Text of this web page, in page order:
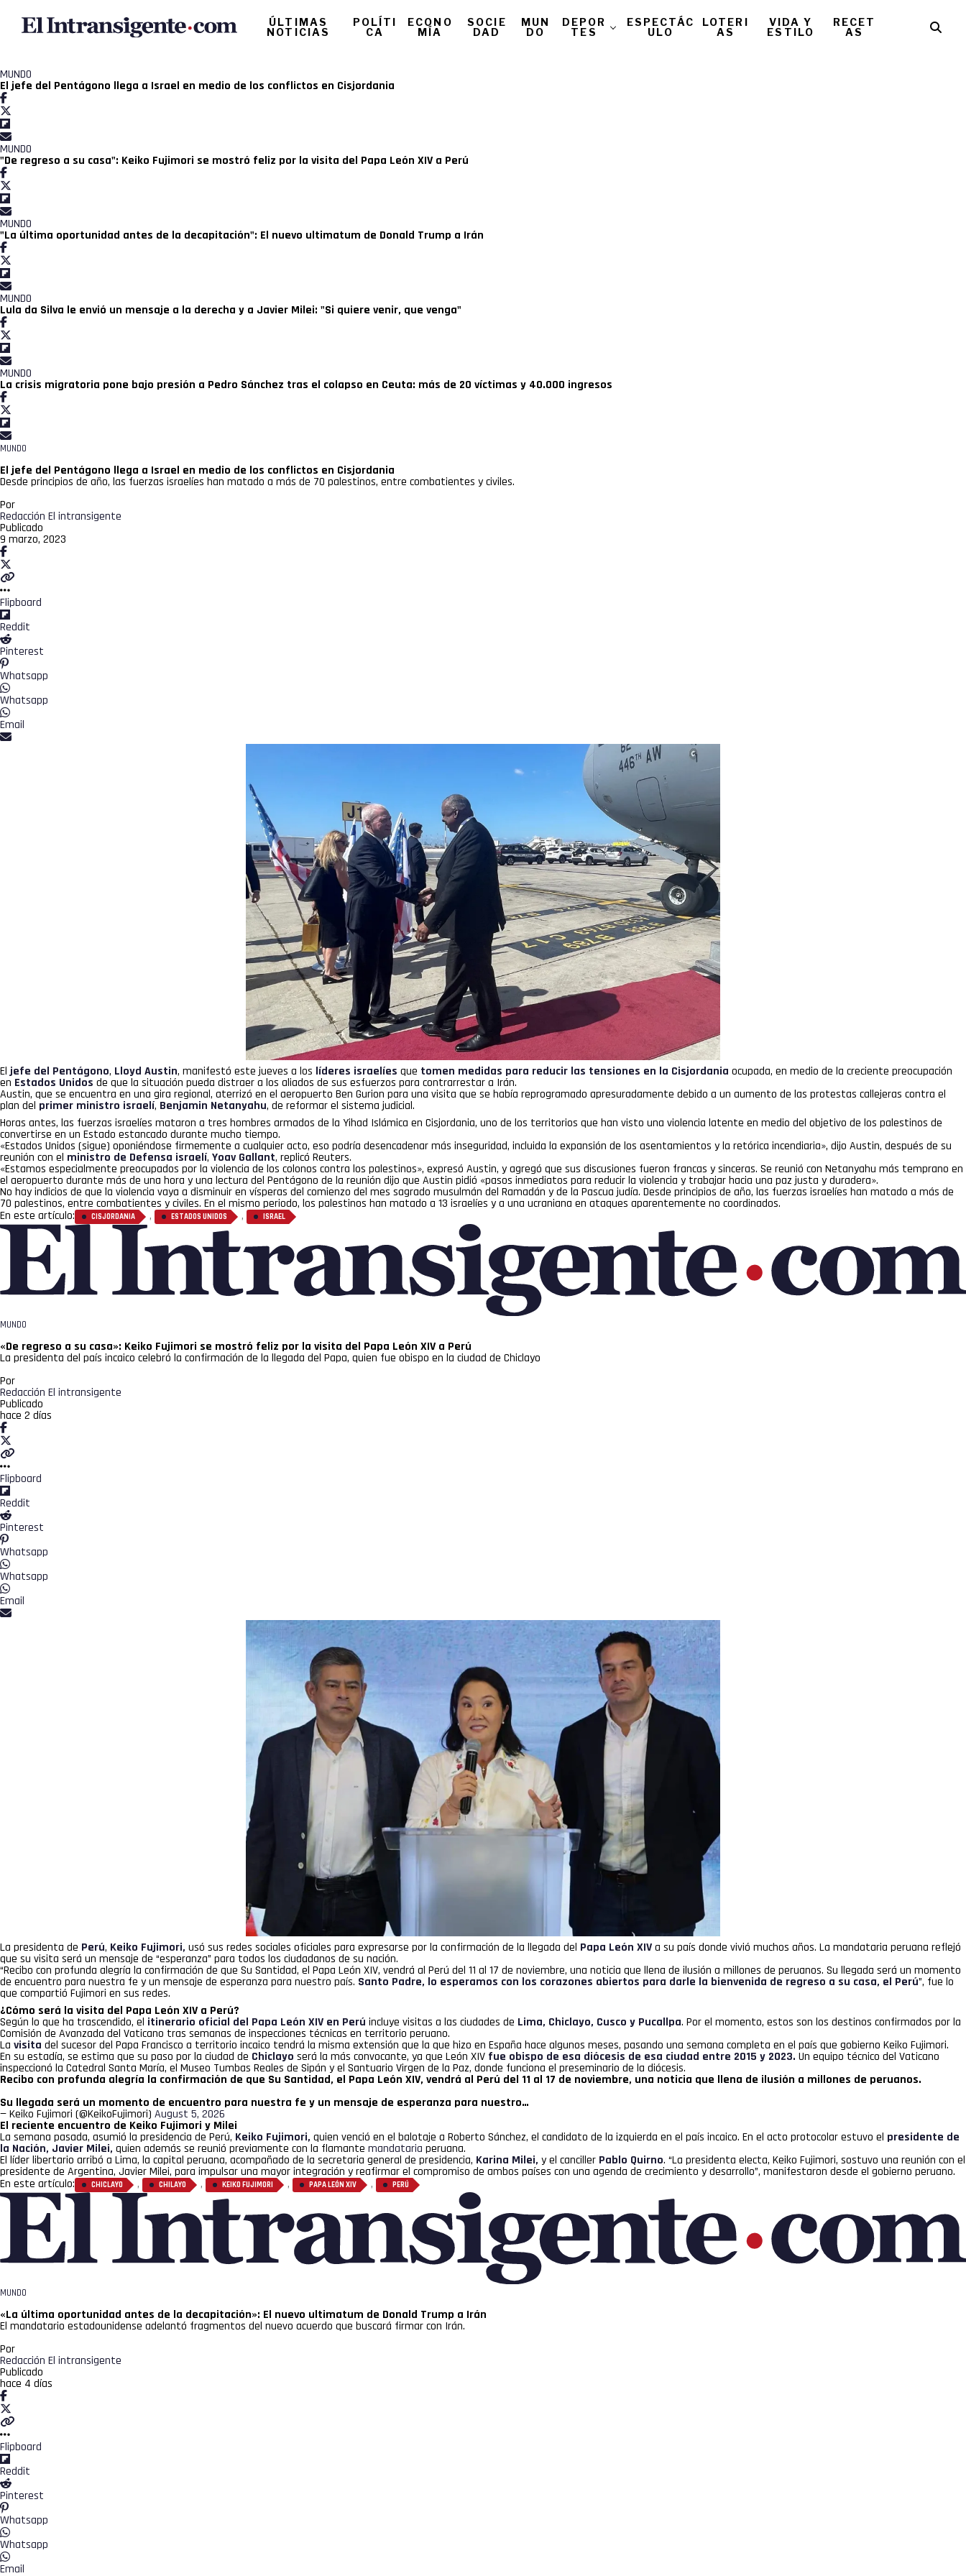
ÚLTIMAS
NOTICIAS
POLÍTI
CA
ECONO
MÍA
SOCIE
DAD
MUN
DO
DEPOR
TES
ESPECTÁC
ULO
LOTERI
AS
VIDA Y
ESTILO
RECET
AS
MUNDO
El jefe del Pentágono llega a Israel en medio de los conflictos en Cisjordania
MUNDO
"De regreso a su casa": Keiko Fujimori se mostró feliz por la visita del Papa León XIV a Perú
MUNDO
"La última oportunidad antes de la decapitación": El nuevo ultimatum de Donald Trump a Irán
MUNDO
Lula da Silva le envió un mensaje a la derecha y a Javier Milei: "Si quiere venir, que venga"
MUNDO
La crisis migratoria pone bajo presión a Pedro Sánchez tras el colapso en Ceuta: más de 20 víctimas y 40.000 ingresos
MUNDO
El jefe del Pentágono llega a Israel en medio de los conflictos en Cisjordania
Desde principios de año, las fuerzas israelíes han matado a más de 70 palestinos, entre combatientes y civiles.
Por
Redacción El intransigente
Publicado
9 marzo, 2023
Flipboard
Reddit
Pinterest
Whatsapp
Whatsapp
Email
Eljefe del Pentágono, Lloyd Austin, manifestó este jueves a los líderes israelíes que tomen medidas para reducir las tensiones en la Cisjordania ocupada, en medio de la creciente preocupación
en Estados Unidos de que la situación pueda distraer a los aliados de sus esfuerzos para contrarrestar a Irán.
Austin, que se encuentra en una gira regional, aterrizó en el aeropuerto Ben Gurion para una visita que se había reprogramado apresuradamente debido a un aumento de las protestas callejeras contra el
plan del primer ministro israelí, Benjamin Netanyahu, de reformar el sistema judicial.
Horas antes, las fuerzas israelíes mataron a tres hombres armados de la Yihad Islámica en Cisjordania, uno de los territorios que han visto una violencia latente en medio del objetivo de los palestinos de
convertirse en un Estado estancado durante mucho tiempo.
«Estados Unidos (sigue) oponiéndose firmemente a cualquier acto, eso podría desencadenar más inseguridad, incluida la expansión de los asentamientos y la retórica incendiaria», dijo Austin, después de su
reunión con el ministro de Defensa israelí, Yoav Gallant, replicó Reuters.
«Estamos especialmente preocupados por la violencia de los colonos contra los palestinos», expresó Austin, y agregó que sus discusiones fueron francas y sinceras. Se reunió con Netanyahu más temprano en
el aeropuerto durante más de una hora y una lectura del Pentágono de la reunión dijo que Austin pidió «pasos inmediatos para reducir la violencia y trabajar hacia una paz justa y duradera».
No hay indicios de que la violencia vaya a disminuir en vísperas del comienzo del mes sagrado musulmán del Ramadán y de la Pascua judía. Desde principios de año, las fuerzas israelíes han matado a más de
70 palestinos, entre combatientes y civiles. En el mismo periodo, los palestinos han matado a 13 israelíes y a una ucraniana en ataques aparentemente no coordinados.
En este artículo:
CISJORDANIA , ESTADOS UNIDOS , ISRAEL
MUNDO
«De regreso a su casa»: Keiko Fujimori se mostró feliz por la visita del Papa León XIV a Perú
La presidenta del país incaico celebró la confirmación de la llegada del Papa, quien fue obispo en la ciudad de Chiclayo
Por
Redacción El intransigente
Publicado
hace 2 días
Flipboard
Reddit
Pinterest
Whatsapp
Whatsapp
Email
La presidenta de Perú, Keiko Fujimori, usó sus redes sociales oficiales para expresarse por la confirmación de la llegada del Papa León XIVa su país donde vivió muchos años. La mandataria peruana reflejó
que su visita será un mensaje de “esperanza” para todos los ciudadanos de su nación.
“Recibo con profunda alegría la confirmación de que Su Santidad, el Papa León XIV, vendrá al Perú del 11 al 17 de noviembre, una noticia que llena de ilusión a millones de peruanos. Su llegada será un momento
de encuentro para nuestra fe y un mensaje de esperanza para nuestro país. Santo Padre, lo esperamos con los corazones abiertos para darle la bienvenida de regreso a su casa, el Perú”, fue lo
que compartió Fujimori en sus redes.
¿Cómo será la visita del Papa León XIV a Perú?
Según lo que ha trascendido, el itinerario oficial del Papa León XIV en Perú incluye visitas a las ciudades de Lima, Chiclayo, Cusco y Pucallpa. Por el momento, estos son los destinos confirmados por la
Comisión de Avanzada del Vaticano tras semanas de inspecciones técnicas en territorio peruano.
La visita del sucesor del Papa Francisco a territorio incaico tendrá la misma extensión que la que hizo en España hace algunos meses, pasando una semana completa en el país que gobierno Keiko Fujimori.
En su estadía, se estima que su paso por la ciudad de Chiclayo será la más convocante, ya que León XIV fue obispo de esa diócesis de esa ciudad entre 2015 y 2023. Un equipo técnico del Vaticano
inspeccionó la Catedral Santa María, el Museo Tumbas Reales de Sipán y el Santuario Virgen de la Paz, donde funciona el preseminario de la diócesis.
Recibo con profunda alegría la confirmación de que Su Santidad, el Papa León XIV, vendrá al Perú del 11 al 17 de noviembre, una noticia que llena de ilusión a millones de peruanos.
Su llegada será un momento de encuentro para nuestra fe y un mensaje de esperanza para nuestro…
— Keiko Fujimori (@KeikoFujimori) August 5, 2026
El reciente encuentro de Keiko Fujimori y Milei
La semana pasada, asumió la presidencia de Perú, Keiko Fujimori, quien venció en el balotaje a Roberto Sánchez, el candidato de la izquierda en el país incaico. En el acto protocolar estuvo el presidente de
la Nación, Javier Milei, quien además se reunió previamente con la flamante mandataria peruana.
El líder libertario arribó a Lima, la capital peruana, acompañado de la secretaria general de presidencia, Karina Milei, y el canciller Pablo Quirno. “La presidenta electa, Keiko Fujimori, sostuvo una reunión con el
presidente de Argentina, Javier Milei, para impulsar una mayor integración y reafirmar el compromiso de ambos países con una agenda de crecimiento y desarrollo”, manifestaron desde el gobierno peruano.
En este artículo:
CHICLAYO , CHILAYO , KEIKO FUJIMORI , PAPA LEÓN XIV , PERÚ
MUNDO
«La última oportunidad antes de la decapitación»: El nuevo ultimatum de Donald Trump a Irán
El mandatario estadounidense adelantó fragmentos del nuevo acuerdo que buscará firmar con Irán.
Por
Redacción El intransigente
Publicado
hace 4 días
Flipboard
Reddit
Pinterest
Whatsapp
Whatsapp
Email